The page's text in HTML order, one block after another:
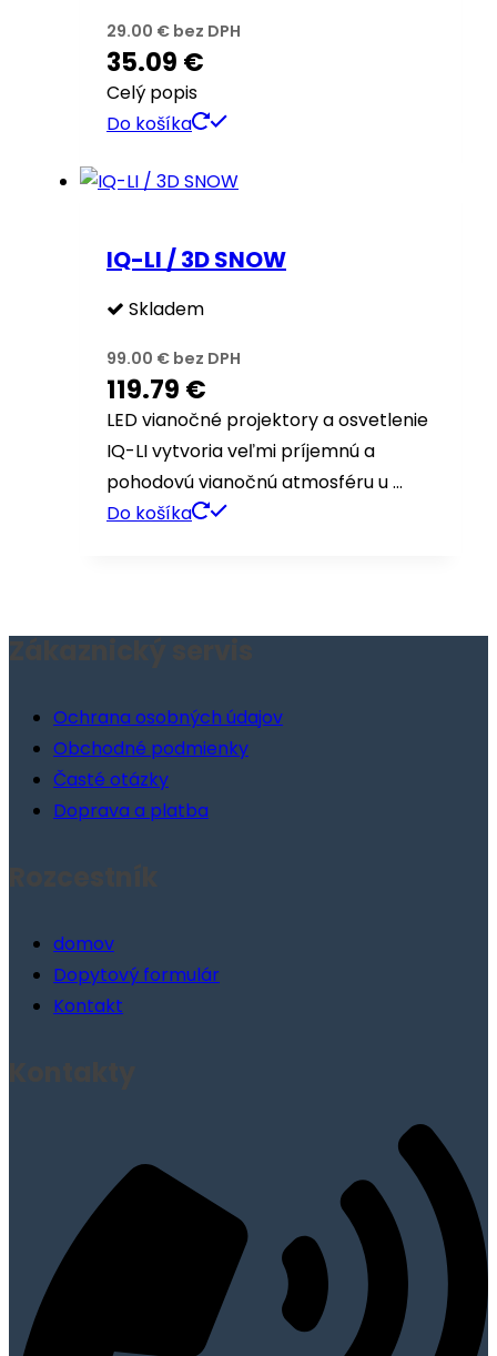
29.00 € bez DPH
35.09 €
Celý popis
Do košíka
IQ-LI / 3D SNOW
Skladem
99.00 € bez DPH
119.79 €
LED vianočné projektory a osvetlenie
IQ-LI vytvoria veľmi príjemnú a
pohodovú vianočnú atmosféru u …
Do košíka
MenuOchrana osobných údajov
Obchodné podmienky
Časté otázky
Doprava a platba
Menudomov
Dopytový formulár
Kontakt